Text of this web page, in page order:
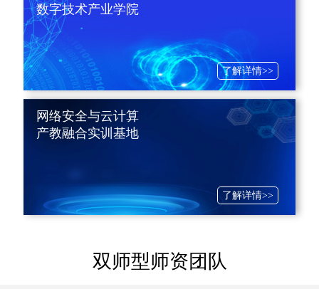
数字技术产业学院
了解详情>>
网络安全与云计算
产教融合实训基地
了解详情>>
双师型师资团队